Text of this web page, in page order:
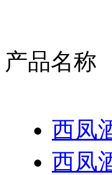
产品名称
西凤
西凤